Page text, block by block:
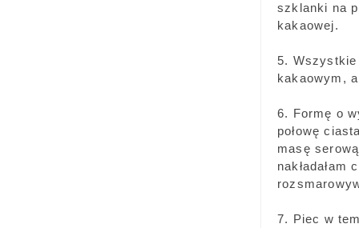
szklanki na
kakaowej.
5.
kakaowym,
6. Formę o
połowę
masę
7. Piec w